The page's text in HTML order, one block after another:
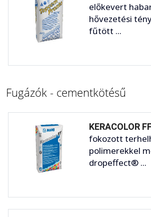
előkevert
hővezetési
fűtött ...
Fugázók - cementkötésű
KERACOLOR
fokozott
polimerekkel
dropeffect® ...